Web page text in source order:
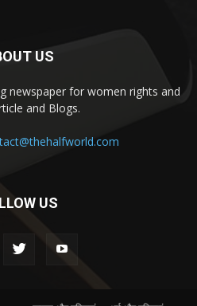
US
newspaper for women rights and
and Blogs.
US